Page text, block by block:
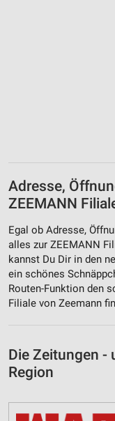
Adresse,
ZEEMANN
Egal ob Adresse,
alles zur ZEEMANN
kannst Du Dir in den
ein schönes
Routen-Funktion den
Filiale von Zeemann
Die Zeitungen -
Region